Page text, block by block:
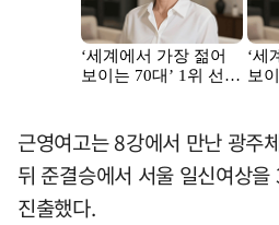
근영여고는 8강에서 만난 광주
뒤 준결승에서 서울 일신여상
진출했다.